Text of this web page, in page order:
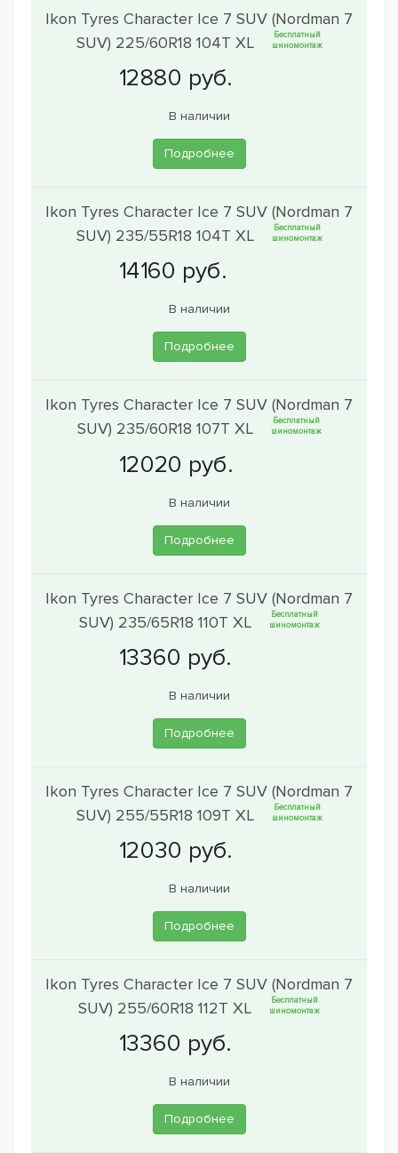
Ikon Tyres Character Ice 7 SUV (Nordman 7
SUV) 225/60R18 104T XL
Бесплатный
шиномонтаж
В наличии
Подробнее
Ikon Tyres Character Ice 7 SUV (Nordman 7
SUV) 235/55R18 104T XL
Бесплатный
шиномонтаж
В наличии
Подробнее
Ikon Tyres Character Ice 7 SUV (Nordman 7
SUV) 235/60R18 107T XL
Бесплатный
шиномонтаж
В наличии
Подробнее
Ikon Tyres Character Ice 7 SUV (Nordman 7
SUV) 235/65R18 110T XL
Бесплатный
шиномонтаж
В наличии
Подробнее
Ikon Tyres Character Ice 7 SUV (Nordman 7
SUV) 255/55R18 109T XL
Бесплатный
шиномонтаж
В наличии
Подробнее
Ikon Tyres Character Ice 7 SUV (Nordman 7
SUV) 255/60R18 112T XL
Бесплатный
шиномонтаж
В наличии
Подробнее